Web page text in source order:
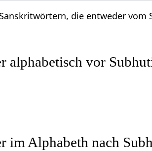
die entweder
alphabetisch vor
im Alphabeth nach